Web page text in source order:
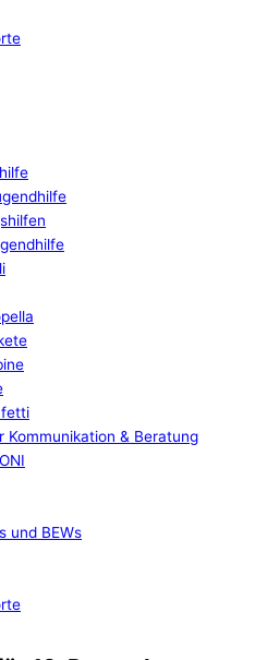
Kommunikation & Beratung
und BEWs